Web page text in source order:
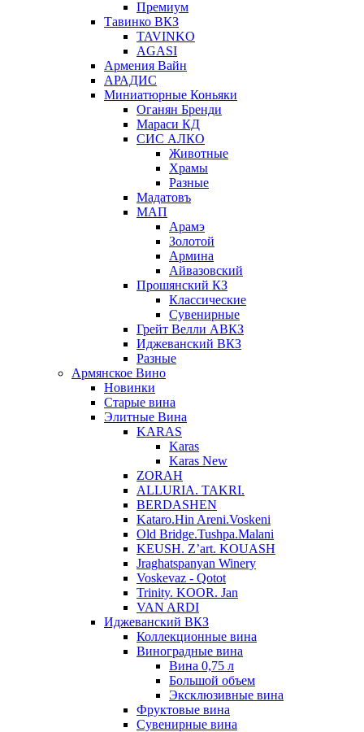
Премиум
Тавинко ВКЗ
TAVINKO
AGASI
Армения Вайн
АРАДИС
Миниатюрные Коньяки
Оганян Бренди
Мараси КД
СИС АЛКО
Животные
Храмы
Разные
Мадатовъ
МАП
Арамэ
Золотой
Армина
Айвазовский
Прошянский КЗ
Классические
Сувенирные
Грейт Велли АВКЗ
Иджеванский ВКЗ
Разные
Армянское Вино
Новинки
Старые вина
Элитные Вина
KARAS
Karas
Karas New
ZORAH
ALLURIA. TAKRI.
BERDASHEN
Kataro.Hin Areni.Voskeni
Old Bridge.Tushpa.Malani
KEUSH. Z’art. KOUASH
Jraghatspanyan Winery
Voskevaz - Qotot
Trinity. KOOR. Jan
VAN ARDI
Иджеванский ВКЗ
Коллекционные вина
Виноградные вина
Вина 0,75 л
Большой объем
Эксклюзивные вина
Фруктовые вина
Cувенирные вина